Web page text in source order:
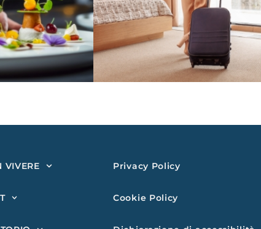
VIVERE Privacy Policy
Cookie Policy